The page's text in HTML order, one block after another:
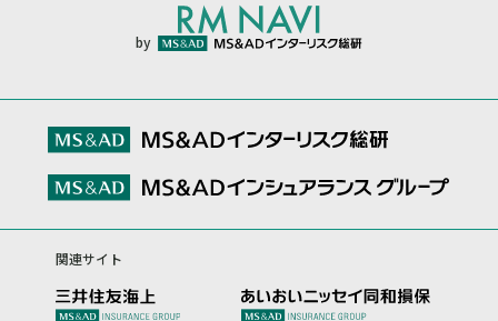
by
関連サイト